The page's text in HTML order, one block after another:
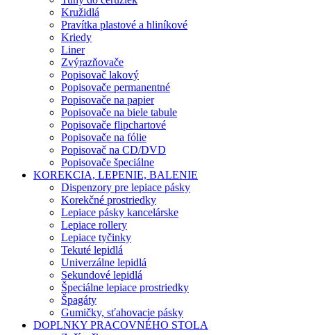
Kružidlá
Pravítka plastové a hliníkové
Kriedy
Liner
Zvýrazňovače
Popisovač lakový
Popisovače permanentné
Popisovače na papier
Popisovače na biele tabule
Popisovače flipchartové
Popisovače na fólie
Popisovač na CD/DVD
Popisovače špeciálne
KOREKCIA, LEPENIE, BALENIE
Dispenzory pre lepiace pásky
Korekčné prostriedky
Lepiace pásky kancelárske
Lepiace rollery
Lepiace tyčinky
Tekuté lepidlá
Univerzálne lepidlá
Sekundové lepidlá
Špeciálne lepiace prostriedky
Špagáty
Gumičky, sťahovacie pásky
DOPLNKY PRACOVNÉHO STOLA